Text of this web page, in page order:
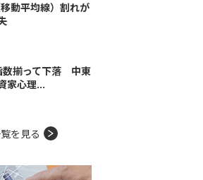
動平均線）割れが
数揃って下落 中東
家心理...
を見る